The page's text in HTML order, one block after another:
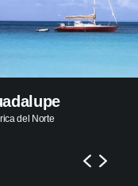
Antigua y Barbuda
América del Norte